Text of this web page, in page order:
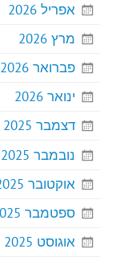
אפריל 2026
מרץ 2026
פברואר 2026
ינואר 2026
דצמבר 2025
נובמבר 2025
אוקטובר 2025
ספטמבר 2025
אוגוסט 2025